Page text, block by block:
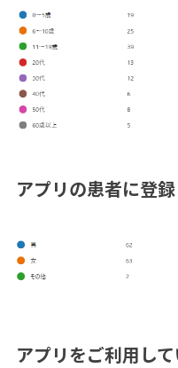
アプリの患者に登
アプリをご利用し